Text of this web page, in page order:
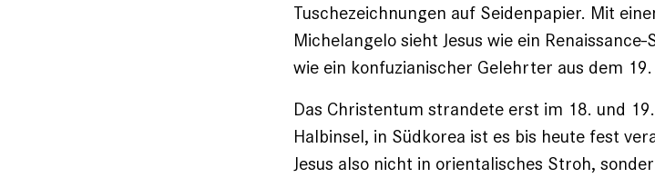
Tuschezeichnungen auf Seidenpapier. Mit
Michelangelo sieht Jesus wie ein
wie ein konfuzianischer ­Gelehrter aus dem
Das Christentum strandete erst im 18. und
Halbinsel, in Südkorea ist es bis heute fest
Jesus also nicht in orientalisches Stroh,